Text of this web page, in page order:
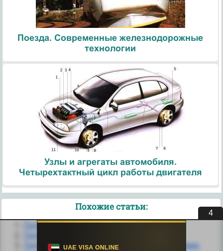
Поезда. Современные железнодорожные
технологии
Узлы и агрегаты автомобиля.
Четырехтактный цикл работы двигателя
Похожие статьи:
Гипертонический криз
Гипертонический криз осложнённый
Гипертонический криз при феохромацитоме.
3